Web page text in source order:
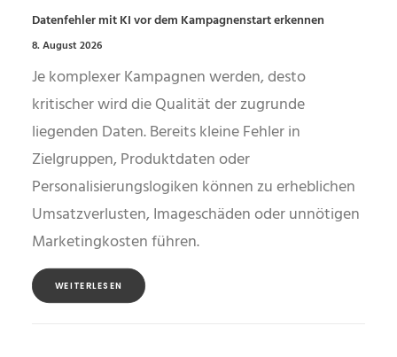
Datenfehler mit KI vor dem Kampagnenstart erkennen
8. August 2026
Je komplexer Kampagnen werden, desto
kritischer wird die Qualität der zugrunde
liegenden Daten. Bereits kleine Fehler in
Zielgruppen, Produktdaten oder
Personalisierungslogiken können zu erheblichen
Umsatzverlusten, Imageschäden oder unnötigen
Marketingkosten führen.
WEITERLESEN